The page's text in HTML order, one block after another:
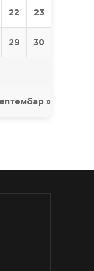
22 23
29 30
»